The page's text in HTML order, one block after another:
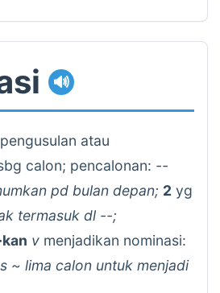
🔊
pengusulan atau
calon; pencalonan: --
pd bulan depan; 2 yg
termasuk dl --;
v menjadikan nominasi:
~ lima calon untuk menjadi